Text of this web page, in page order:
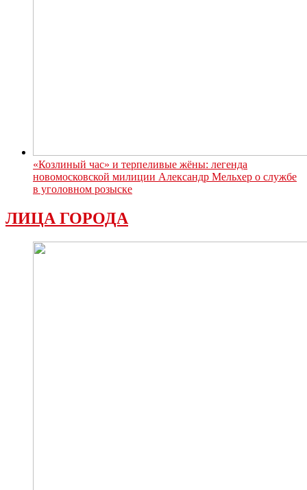
«Козлиный час» и терпеливые жёны: легенда
новомосковской милиции Александр Мельхер о службе
в уголовном розыске
ЛИЦА ГОРОДА